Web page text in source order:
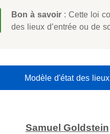
Bon à savoir : Cette loi
des lieux d’entrée ou de
Modèle d'état des lieux
Samuel Goldstein